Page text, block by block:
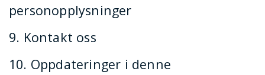
personopplysninger
9. Kontakt oss
10. Oppdateringer i denne